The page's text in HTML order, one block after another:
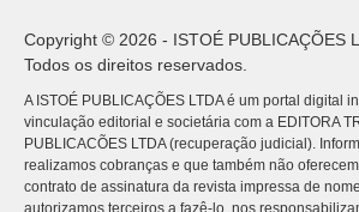
Copyright © 2026 - ISTOÉ PUBLICAÇÕES
Todos os direitos reservados.
A ISTOÉ PUBLICAÇÕES LTDA é um portal digital
vinculação editorial e societária com a EDITORA
PUBLICACÕES LTDA (recuperação judicial).
realizamos cobranças e que também não
contrato de assinatura da revista impressa de
autorizamos terceiros a fazê-lo, nos